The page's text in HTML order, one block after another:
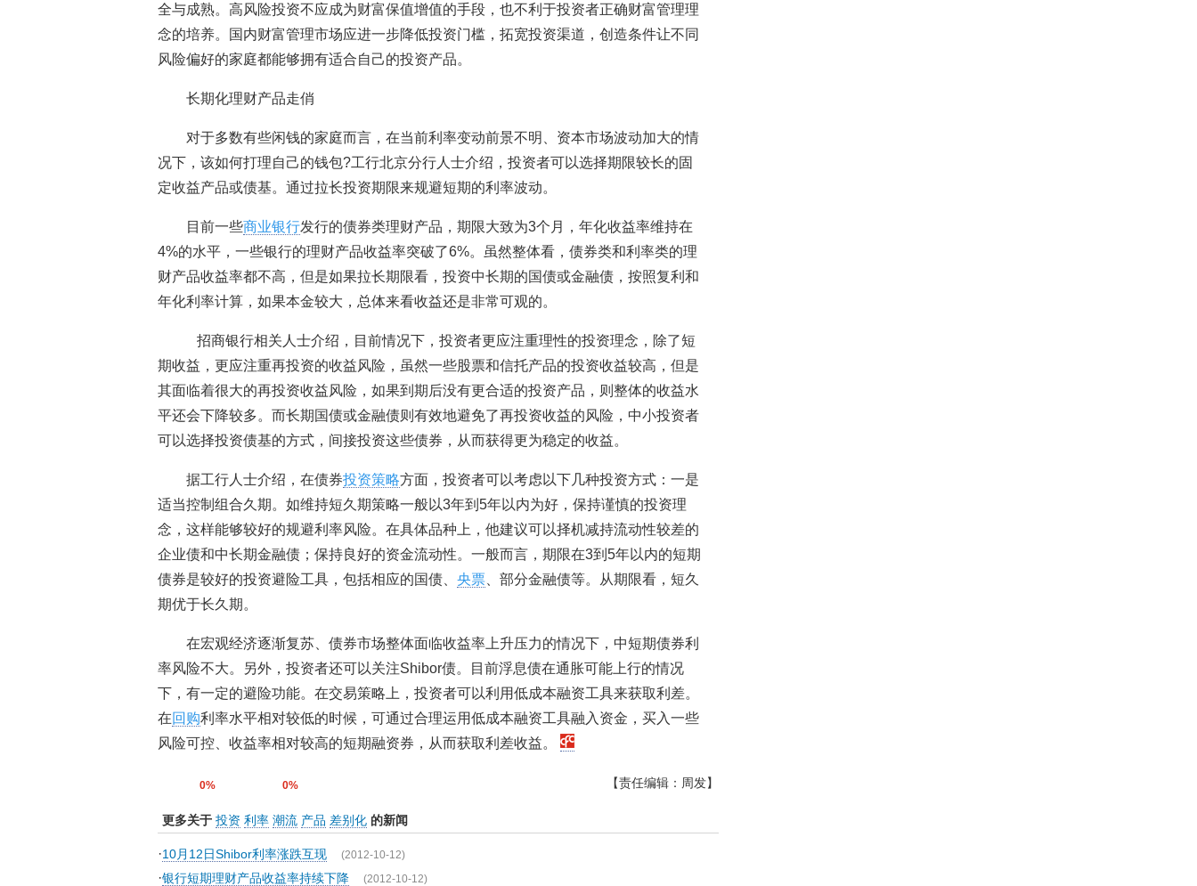
全与成熟。高风险投资不应成为财富保值增值的手段，也不利于投资者正确财富管理理
念的培养。国内财富管理市场应进一步降低投资门槛，拓宽投资渠道，创造条件让不同
风险偏好的家庭都能够拥有适合自己的投资产品。
长期化理财产品走俏
对于多数有些闲钱的家庭而言，在当前利率变动前景不明、资本市场波动加大的情
况下，该如何打理自己的钱包?工行北京分行人士介绍，投资者可以选择期限较长的固
定收益产品或债基。通过拉长投资期限来规避短期的利率波动。
目前一些商业银行发行的债券类理财产品，期限大致为3个月，年化收益率维持在
4%的水平，一些银行的理财产品收益率突破了6%。虽然整体看，债券类和利率类的理
财产品收益率都不高，但是如果拉长期限看，投资中长期的国债或金融债，按照复利和
年化利率计算，如果本金较大，总体来看收益还是非常可观的。
招商银行相关人士介绍，目前情况下，投资者更应注重理性的投资理念，除了短
期收益，更应注重再投资的收益风险，虽然一些股票和信托产品的投资收益较高，但是
其面临着很大的再投资收益风险，如果到期后没有更合适的投资产品，则整体的收益水
平还会下降较多。而长期国债或金融债则有效地避免了再投资收益的风险，中小投资者
可以选择投资债基的方式，间接投资这些债券，从而获得更为稳定的收益。
据工行人士介绍，在债券投资策略方面，投资者可以考虑以下几种投资方式：一是
适当控制组合久期。如维持短久期策略一般以3年到5年以内为好，保持谨慎的投资理
念，这样能够较好的规避利率风险。在具体品种上，他建议可以择机减持流动性较差的
企业债和中长期金融债；保持良好的资金流动性。一般而言，期限在3到5年以内的短期
债券是较好的投资避险工具，包括相应的国债、 央票 、部分金融债等。从期限看，短久
期优于长久期。
在宏观经济逐渐复苏、债券市场整体面临收益率上升压力的情况下，中短期债券利
率风险不大。另外，投资者还可以关注Shibor债。目前浮息债在通胀可能上行的情况
下，有一定的避险功能。在交易策略上，投资者可以利用低成本融资工具来获取利差。
在回购利率水平相对较低的时候，可通过合理运用低成本融资工具融入资金，买入一些
风险可控、收益率相对较高的短期融资券，从而获取利差收益。
0% 0% 【责任编辑：周发】
更多关于 投资 利率 潮流 产品 差别化 的新闻
·10月12日Shibor利率涨跌互现 (2012-10-12)
·银行短期理财产品收益率持续下降 (2012-10-12)